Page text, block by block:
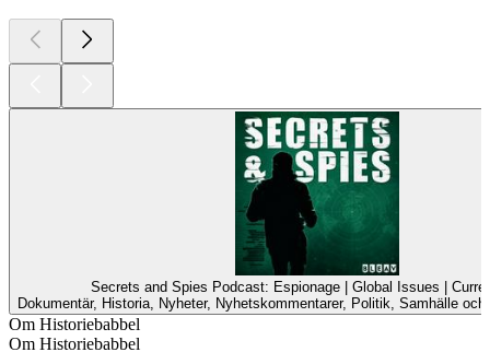
Secrets and Spies Podcast: Espionage | Global Issues |
Dokumentär, Historia, Nyheter, Nyhetskommentarer, Politik, Samhälle
Om Historiebabbel
Om Historiebabbel